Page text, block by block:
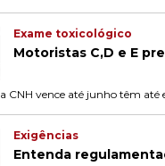
Exame toxicológico
Motoristas C,D e E
CNH vence até junho têm até
Exigências
Entenda